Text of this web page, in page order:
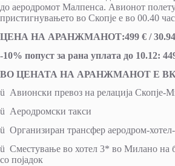
до аеродромот Малпенса. Авионот
пристигнувањето во Скопје е во 00.40
ЦЕНА НА АРАНЖМАНОТ:499 € /
-10% попуст за ранa уплатa до 10.12:
ВО ЦЕНАТА НА АРАНЖМАНОТ Е
ü Авионски превоз на релација Скопје-
ü Аеродромски такси
ü Организиран трансфер аеродром-
ü Сместување во хотел 3* во Милано на
со појадок